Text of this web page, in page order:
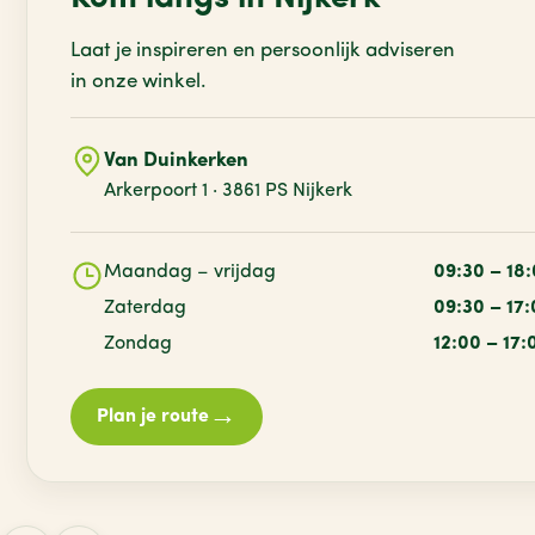
Laat je inspireren en persoonlijk adviseren
in onze winkel.
Van Duinkerken
Arkerpoort 1 · 3861 PS Nijkerk
Maandag – vrijdag
09:30 –
Zaterdag
09:30 –
Zondag
12:00 –
Plan je route →